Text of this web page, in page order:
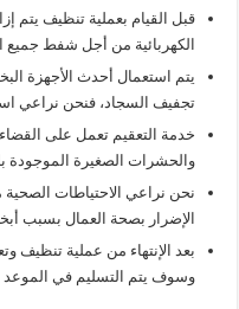
قبل القيام بعملية تنظيف يتم
الكهربائية من أجل شفط جميع
يتم استعمال أحدث الأجهزة
تجفيف السجاد، فنحن نراعي
خدمة التعقيم تعمل على
والحشرات الصغيرة الموجودة
نحن نراعي الاحتياطات الصحية
الإضرار بصحة العمال بسبب
بعد الإنتهاء من عملية تنظيف
وسوف يتم التسليم في